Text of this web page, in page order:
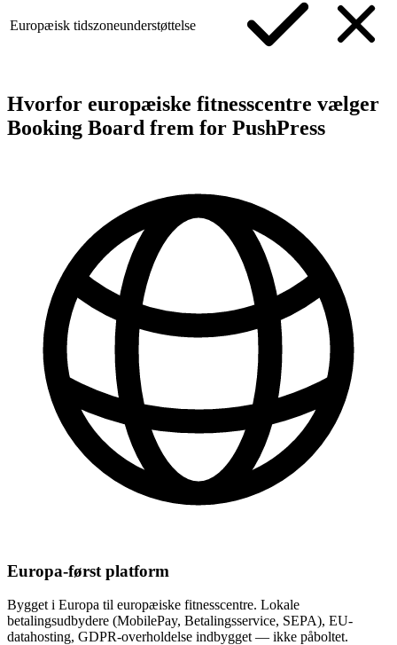
Europæisk tidszoneunderstøttelse
Hvorfor europæiske fitnesscentre vælger
Booking Board frem for PushPress
Europa-først platform
Bygget i Europa til europæiske fitnesscentre. Lokale
betalingsudbydere (MobilePay, Betalingsservice, SEPA), EU-
datahosting, GDPR-overholdelse indbygget — ikke påboltet.